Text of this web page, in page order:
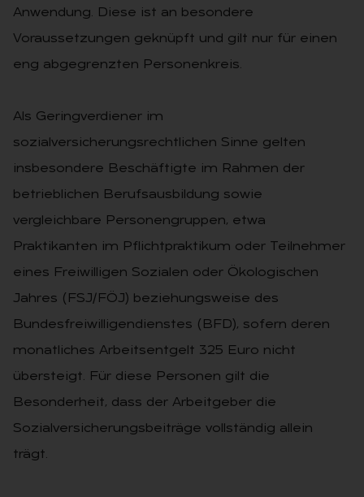
Anwendung. Diese ist an besondere
Voraussetzungen geknüpft und gilt nur für einen
eng abgegrenzten Personenkreis.
Als Geringverdiener im
sozialversicherungsrechtlichen Sinne gelten
insbesondere Beschäftigte im Rahmen der
betrieblichen Berufsausbildung sowie
vergleichbare Personengruppen, etwa
Praktikanten im Pflichtpraktikum oder Teilnehmer
eines Freiwilligen Sozialen oder Ökologischen
Jahres (FSJ/FÖJ) beziehungsweise des
Bundesfreiwilligendienstes (BFD), sofern deren
monatliches Arbeitsentgelt 325 Euro nicht
übersteigt. Für diese Personen gilt die
Besonderheit, dass der Arbeitgeber die
Sozialversicherungsbeiträge vollständig allein
trägt.